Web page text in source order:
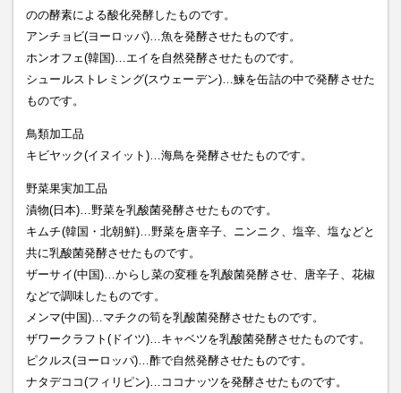
のの酵素による酸化発酵したものです。
アンチョビ(ヨーロッパ)…魚を発酵させたものです。
ホンオフェ(韓国)…エイを自然発酵させたものです。
シュールストレミング(スウェーデン)…鰊を缶詰の中で発酵させた
ものです。
鳥類加工品
キビヤック(イヌイット)…海鳥を発酵させたものです。
野菜果実加工品
漬物(日本)…野菜を乳酸菌発酵させたものです。
キムチ(韓国・北朝鮮)…野菜を唐辛子、ニンニク、塩辛、塩などと
共に乳酸菌発酵させたものです。
ザーサイ(中国)…からし菜の変種を乳酸菌発酵させ、唐辛子、花椒
などで調味したものです。
メンマ(中国)…マチクの筍を乳酸菌発酵させたものです。
ザワークラフト(ドイツ)…キャベツを乳酸菌発酵させたものです。
ピクルス(ヨーロッパ)…酢で自然発酵させたものです。
ナタデココ(フィリピン)…ココナッツを発酵させたものです。